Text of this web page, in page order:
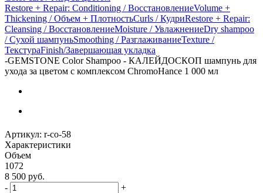
Restore + Repair: Conditioning / ВосстановлениеVolume +
Thickening / Объем + ПлотностьCurls / КудриRestore + Repair:
Cleansing / ВосстановлениеMoisture / УвлажнениеDry shampoo
/ Сухой шампуньSmoothing / РазглаживаниеTexture /
ТекстураFinish/Завершающая укладка
-GEMSTONE Color Shampoo - КАЛЕЙДОСКОП шампунь для
ухода за цветом с комплексом ChromoHance 1 000 мл
Артикул: r-co-58
Характеристики
Объем
1072
8 500 руб.
-
+